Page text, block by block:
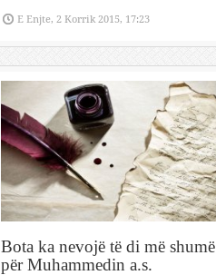
E Enjte, 2 Korrik 2015, 17:23
Bota ka nevojë të di më shumë
për Muhammedin a.s.